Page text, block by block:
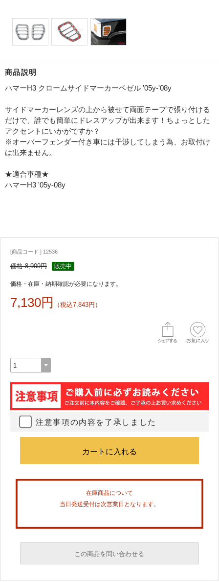
商品説明
ハマーH3 クロームサイドマーカーベゼル '05y-'08y
サイドマーカーレンズの上から被せて両面テープで張り付ける
だけで、誰でも簡単にドレスアップが出来ます！ちょっとした
アクセントにいかがですか？
※オーバーフェンダー付き車には干渉してしまう為、お取付け
は出来ません。
★適合車種★
ハマーH3 '05y-08y
[商品コード ] 12536
価格 8,909円 販売中
価格・在庫・納期確認が必要になります。
7,130円 （税込7,843円）
注意事項の内容を了承しました
在庫商品について
当日発送受付は次営業日となります。
この商品を問い合わせる